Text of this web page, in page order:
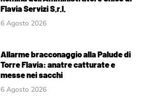
Flavia Servizi S.r.l.
6 Agosto 2026
Allarme bracconaggio alla Palude di
Torre Flavia: anatre catturate e
messe nei sacchi
6 Agosto 2026